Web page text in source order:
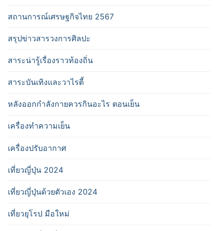
สถานการณ์เศรษฐกิจไทย 2567
สรุปข่าวสารวงการศิลปะ
สาระน่ารู้เรื่องราวท้องถิ่น
สาระบันเทิงและวาไรตี้
หลังออกกําลังกายควรกินอะไร ตอนเย็น
เครื่องทำความเย็น
เครื่องปรับอากาศ
เที่ยวญี่ปุ่น 2024
เที่ยวญี่ปุ่นด้วยตัวเอง 2024
เที่ยวยุโรป มือใหม่